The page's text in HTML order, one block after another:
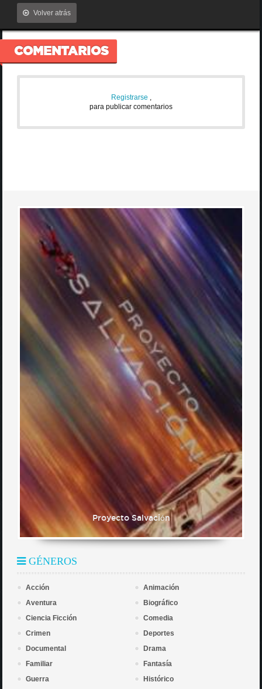
Volver atrás
COMENTARIOS
Registrarse ,
para publicar comentarios
Proyecto Salvación
GÉNEROS
Acción
Animación
Aventura
Biográfico
Ciencia Ficción
Comedia
Crimen
Deportes
Documental
Drama
Familiar
Fantasía
Guerra
Histórico